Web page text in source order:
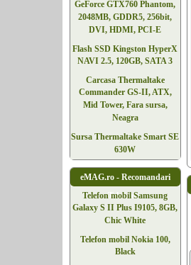
GeForce GTX760 Phantom,
2048MB, GDDR5, 256bit,
DVI, HDMI, PCI-E
Flash SSD Kingston HyperX
NAVI 2.5, 120GB, SATA 3
Carcasa Thermaltake
Commander GS-II, ATX,
Mid Tower, Fara sursa,
Neagra
Sursa Thermaltake Smart SE
630W
eMAG.ro - Recomandari
Telefoane
Telefon mobil Samsung
Galaxy S II Plus I9105, 8GB,
Chic White
Telefon mobil Nokia 100,
Black